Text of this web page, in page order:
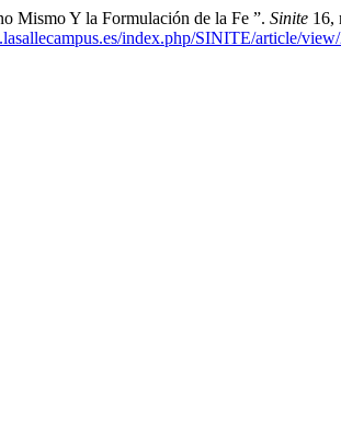
Mismo Y la Formulación de la Fe ”. Sinite 16,
index.php/SINITE/article/